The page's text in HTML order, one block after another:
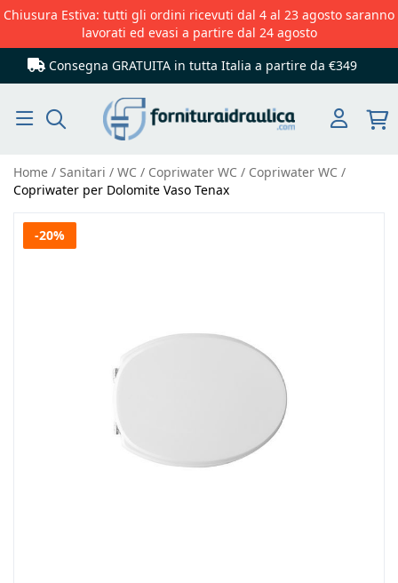
Chiusura Estiva: tutti gli ordini ricevuti dal 4 al 23 agosto saranno
lavorati ed evasi a partire dal 24 agosto
Consegna GRATUITA in tutta Italia a partire da €349
Home Sanitari WC Copriwater WC
Copriwater WC
Copriwater per Dolomite Vaso Tenax
Vai
-20%